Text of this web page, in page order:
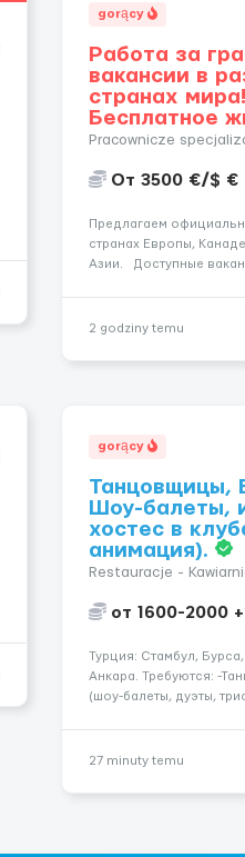
gorący
Работа за
вакансии в
странах мира!
Бесплатное
Pracownicze
От 3500 €/$ €
Предлагаем
странах Европы,
Азии. Доступные
(различные категории);
2 godziny temu
gorący
Танцовщицы,
Шоу-балеты,
хостес в
анимация).
Restauracje -
от 1600-2000
Турция: Стамбул,
Анкара. Требуются: -
(шоу-балеты, дуэты,
языках); -Гимнастки; -
27 minuty temu